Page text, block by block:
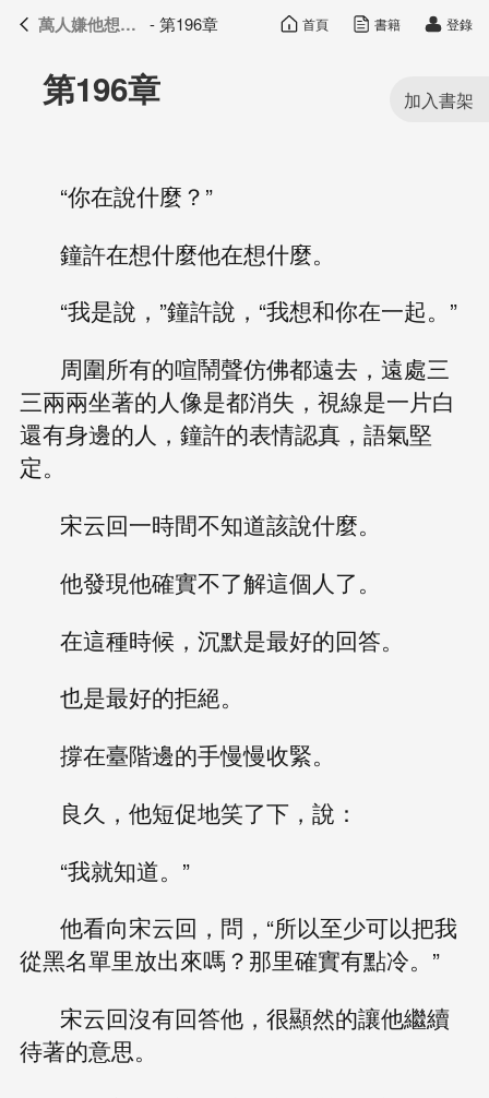
萬人嫌他想開了 目錄
第196章
“你在說什麼？”
鐘許在想什麼他在想什麼。
“我是說，”鐘許說，“我想和你在一起。”
周圍所有的喧鬧聲仿佛都遠去，遠處三
三兩兩坐著的人像是都消失，視線是一片白
還有身邊的人，鐘許的表情認真，語氣堅
定。
宋云回一時間不知道該說什麼。
他發現他確實不了解這個人了。
在這種時候，沉默是最好的回答。
也是最好的拒絕。
撐在臺階邊的手慢慢收緊。
良久，他短促地笑了下，說：
“我就知道。”
他看向宋云回，問，“所以至少可以把我
從黑名單里放出來嗎？那里確實有點冷。”
宋云回沒有回答他，很顯然的讓他繼續
待著的意思。
萬人嫌他想開了 - 第196章 首頁 書籍 登錄